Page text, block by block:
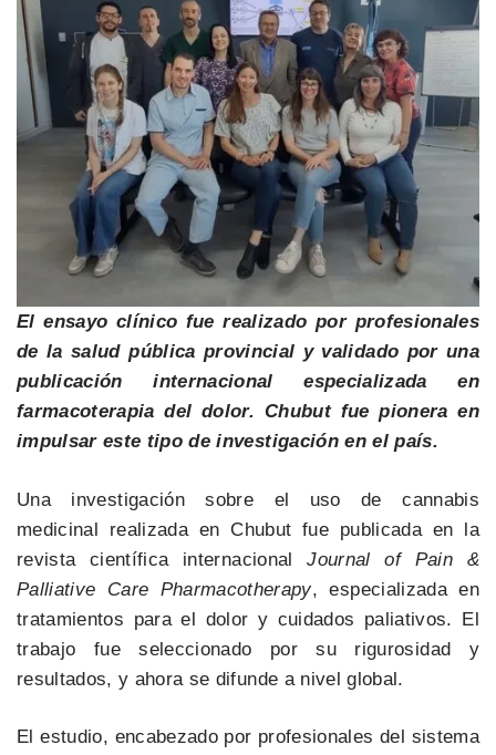
El ensayo clínico fue realizado por profesionales
de la salud pública provincial y validado por una
publicación internacional especializada en
farmacoterapia del dolor. Chubut fue pionera en
impulsar este tipo de investigación en el país.
Una investigación sobre el uso de cannabis
medicinal realizada en Chubut fue publicada en la
revista científica internacionalJournal of Pain &
Palliative Care Pharmacotherapy, especializada en
tratamientos para el dolor y cuidados paliativos. El
trabajo fue seleccionado por su rigurosidad y
resultados, y ahora se difunde a nivel global.
El estudio, encabezado por profesionales del sistema